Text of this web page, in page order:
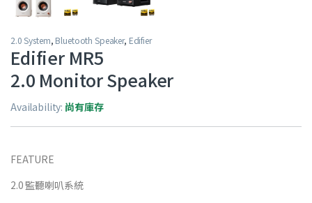
2.0 System, Bluetooth Speaker, Edifier
Edifier MR5
2.0 Monitor Speaker
Availability: 尚有庫存
FEATURE
2.0 監聽喇叭系統